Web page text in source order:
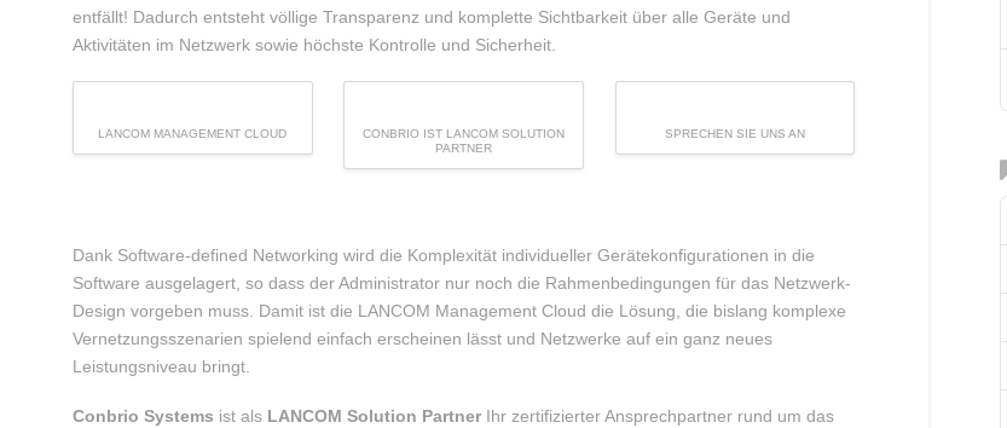
entfällt! Dadurch entsteht völlige Transparenz und komplette Sichtbarkeit über alle Geräte und
Aktivitäten im Netzwerk sowie höchste Kontrolle und Sicherheit.
LANCOM MANAGEMENT CLOUD
CONBRIO IST LANCOM SOLUTION
PARTNER
SPRECHEN SIE UNS AN
Dank Software-defined Networking wird die Komplexität individueller Gerätekonfigurationen in die
Software ausgelagert, so dass der Administrator nur noch die Rahmenbedingungen für das Netzwerk-
Design vorgeben muss. Damit ist die LANCOM Management Cloud die Lösung, die bislang komplexe
Vernetzungsszenarien spielend einfach erscheinen lässt und Netzwerke auf ein ganz neues
Leistungsniveau bringt.
Conbrio Systems ist als LANCOM Solution Partner Ihr zertifizierter Ansprechpartner rund um das